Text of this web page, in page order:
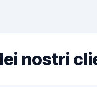
nostri